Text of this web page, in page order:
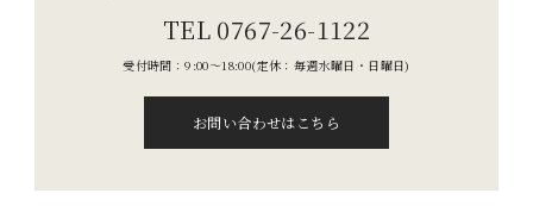
TEL 0767-26-1122
受付時間：9:00〜18:00(定休：毎週水曜日・日曜日)
お問い合わせはこちら